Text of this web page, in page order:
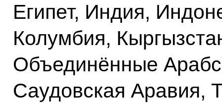
Египет, Индия,
Колумбия,
Объединённые
Саудовская Аравия,